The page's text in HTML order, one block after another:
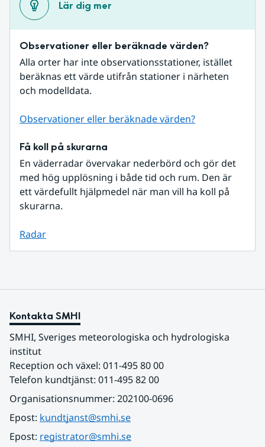
Lär dig mer
Observationer eller beräknade värden?
Alla orter har inte observationsstationer, istället
beräknas ett värde utifrån stationer i närheten
och modelldata.
Observationer eller beräknade värden?
Få koll på skurarna
En väderradar övervakar nederbörd och gör det
med hög upplösning i både tid och rum. Den är
ett värdefullt hjälpmedel när man vill ha koll på
skurarna.
Radar
Kontakta SMHI
SMHI, Sveriges meteorologiska och hydrologiska
institut
Reception och växel: 011-495 80 00
Telefon kundtjänst: 011-495 82 00
Organisationsnummer: 202100-0696
Epost: kundtjanst@smhi.se
Epost: registrator@smhi.se